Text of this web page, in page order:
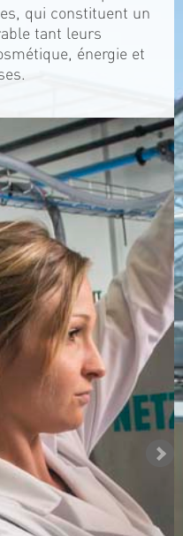
qui constituent un
tant leurs
énergie et